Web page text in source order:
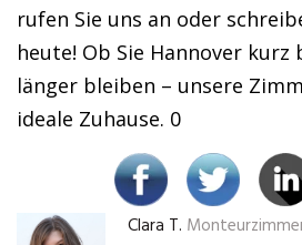
rufen Sie uns an oder
heute! Ob Sie Hannover kurz
länger bleiben – unsere
ideale Zuhause. 0
Clara T.